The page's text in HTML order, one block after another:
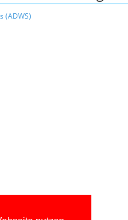
(ADWS)